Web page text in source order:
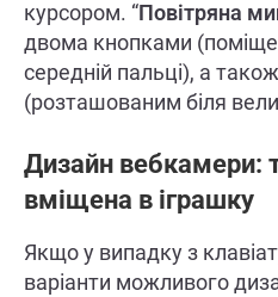
курсором. “Повітряна
двома кнопками
середній пальці), а
(розташованим біля
Дизайн вебкамери:
вміщена в іграшку
Якщо у випадку з
варіанти можливого